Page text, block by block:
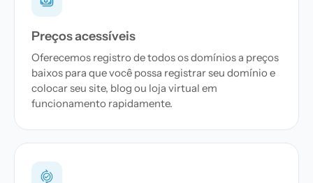
Preços acessíveis
Oferecemos registro de todos os domínios a preços
baixos para que você possa registrar seu domínio e
colocar seu site, blog ou loja virtual em
funcionamento rapidamente.